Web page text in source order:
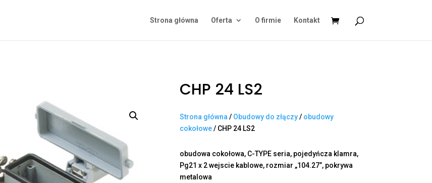
Strona główna Oferta O firmie Kontakt
CHP 24 LS2
Strona główna / Obudowy do złączy/ obudowy
cokołowe/ CHP 24 LS2
obudowa cokołowa, C-TYPE seria, pojedyńcza klamra,
Pg21 x 2 wejscie kablowe, rozmiar „104.27”, pokrywa
metalowa